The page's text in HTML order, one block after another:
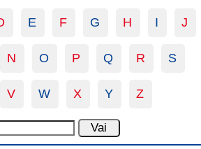
E F G H I J
N O P Q R S
V W X Y Z